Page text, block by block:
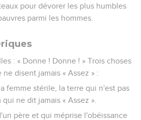
pour dévorer les plus humbles
parmi les hommes.
: « Donne ! Donne ! » Trois choses
disent jamais « Assez » :
femme stérile, la terre qui n'est pas
ne dit jamais « Assez ».
père et qui méprise l'obéissance